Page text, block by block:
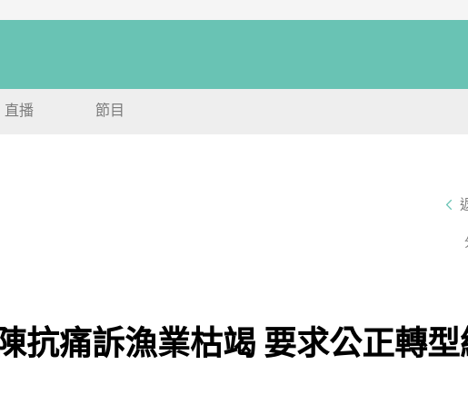
直播 節目
抗痛訴漁業枯竭 要求公正轉